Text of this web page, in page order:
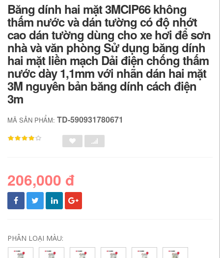
Băng dính hai mặt 3MCIP66 không
thấm nước và dán tường có độ nhớt
cao dán tường dùng cho xe hơi để sơn
nhà và văn phòng Sử dụng băng dính
hai mặt liền mạch Dải điện chống thấm
nước dày 1,1mm với nhãn dán hai mặt
3M nguyên bản băng dính cách điện
3m
MÃ SẢN PHẨM: TD-590931780671
206,000 đ
PHÂN LOẠI MÀU: